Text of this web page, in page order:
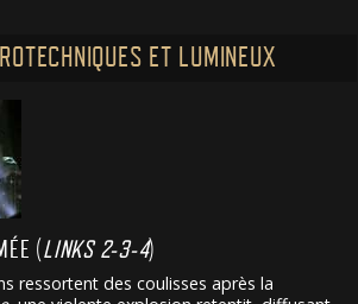
ET LUMINEUX
(LINKS 2-3-4)
ressortent des coulisses après la